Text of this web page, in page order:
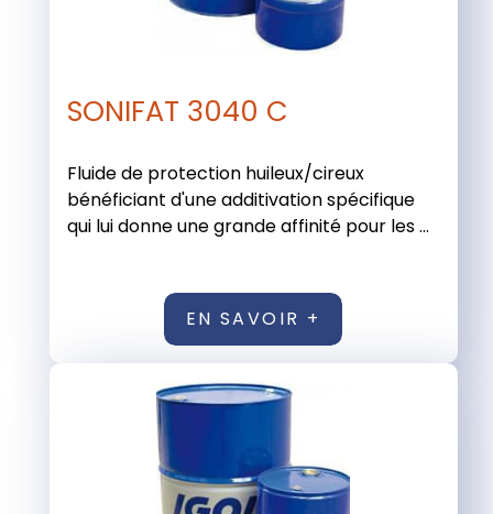
SONIFAT 3040 C
Fluide de protection huileux/cireux
bénéficiant d'une additivation spécifique
qui lui donne une grande affinité pour les ...
EN SAVOIR +